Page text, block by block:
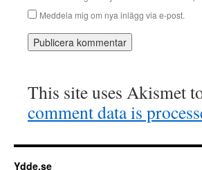
Meddela mig om nya inlägg via e-post.
This site uses Akismet
comment data is
Ydde.se